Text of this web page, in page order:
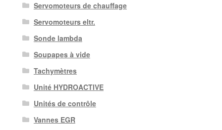
Servomoteurs de chauffage
Servomoteurs eltr.
Sonde lambda
Soupapes à vide
Tachymètres
Unité HYDROACTIVE
Unités de contrôle
Vannes EGR